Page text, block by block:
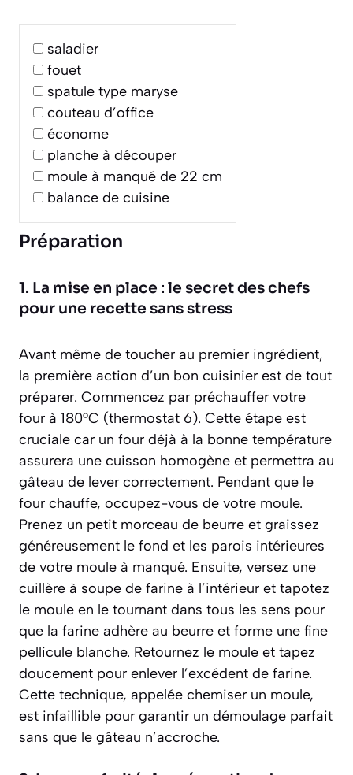
saladier
fouet
spatule type maryse
couteau d’office
économe
planche à découper
moule à manqué de 22 cm
balance de cuisine
Préparation
1. La mise en place : le secret des chefs
pour une recette sans stress
Avant même de toucher au premier ingrédient,
la première action d’un bon cuisinier est de tout
préparer. Commencez par préchauffer votre
four à 180°C (thermostat 6). Cette étape est
cruciale car un four déjà à la bonne température
assurera une cuisson homogène et permettra au
gâteau de lever correctement. Pendant que le
four chauffe, occupez-vous de votre moule.
Prenez un petit morceau de beurre et graissez
généreusement le fond et les parois intérieures
de votre moule à manqué. Ensuite, versez une
cuillère à soupe de farine à l’intérieur et tapotez
le moule en le tournant dans tous les sens pour
que la farine adhère au beurre et forme une fine
pellicule blanche. Retournez le moule et tapez
doucement pour enlever l’excédent de farine.
Cette technique, appelée chemiser un moule,
est infaillible pour garantir un démoulage parfait
sans que le gâteau n’accroche.